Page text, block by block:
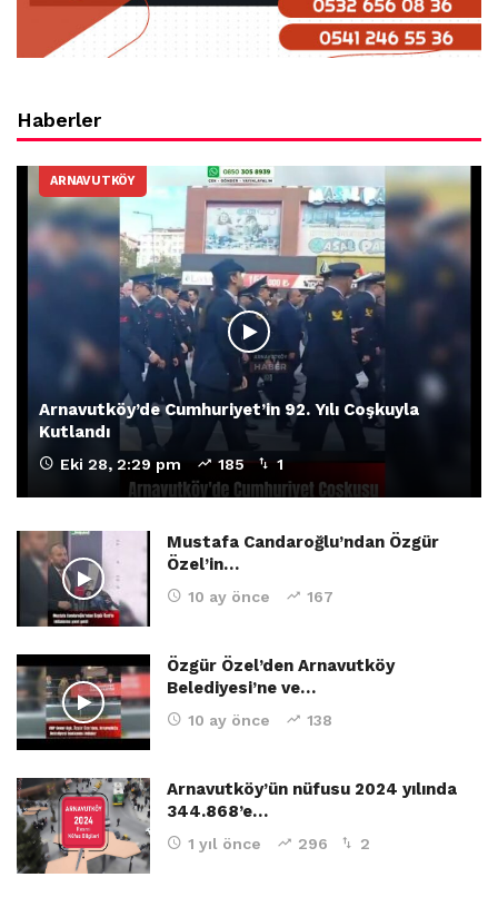
Haberler
ARNAVUTKÖY
Arnavutköy’de Cumhuriyet’in 92. Yılı Coşkuyla
Kutlandı
Eki 28, 2:29 pm 185 1
Mustafa Candaroğlu’ndan Özgür
Özel’in…
10 ay önce 167
Özgür Özel’den Arnavutköy
Belediyesi’ne ve…
10 ay önce 138
Arnavutköy’ün nüfusu 2024 yılında
344.868’e…
1 yıl önce 296 2